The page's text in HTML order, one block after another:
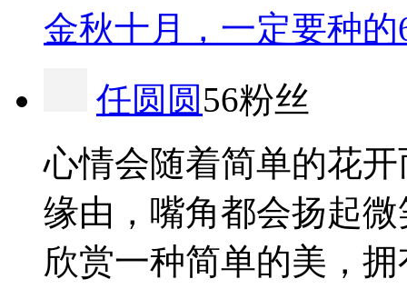
金秋十月，一定要种
任圆圆56粉丝
心情会随着简单的花
缘由，嘴角都会扬起
欣赏一种简单的美，